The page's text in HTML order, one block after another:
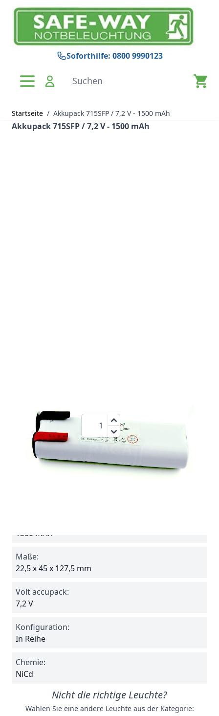
Zum Inhalt springen
Soforthilfe: 0800 9990123
Suchen
Startseite / Akkupack 715SFP / 7,2 V - 1500 mAh
Akkupack 715SFP / 7,2 V - 1500 mAh
36,95 €
zzgl.MwSt.:
Menge
Batterie ohne Anschlußkabel, separat bestellen
siehe "Verwandt". zB.Steckverbindung PL04
1500 mAh
Maße:
22,5 x 45 x 127,5 mm
Volt accupack:
7,2 V
Konfiguration:
In Reihe
Chemie:
NiCd
Nicht die richtige Leuchte?
Wählen Sie eine andere Leuchte aus der Kategorie: